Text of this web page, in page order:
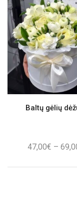
Baltų gėlių
47,00€ –